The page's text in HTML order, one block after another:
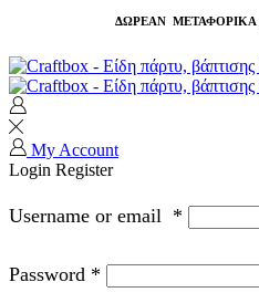
ΔΩΡΕΑΝ ΜΕΤΑΦΟΡΙΚΑ
My Account
Login Register
Username or email *
Password *